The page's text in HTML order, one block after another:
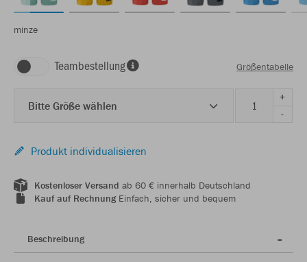
minze
Teambestellung Größentabelle
Bitte Größe wählen
+
-
Produkt individualisieren
Kostenloser Versand ab 60 € innerhalb Deutschland
Kauf auf RechnungEinfach, sicher und bequem
Beschreibung